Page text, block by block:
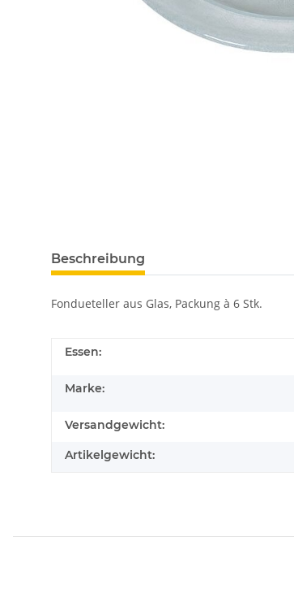
Beschreibung
Fondueteller aus Glas, Packung à 6 Stk.
Essen:
Marke:
Versandgewicht:
Artikelgewicht: